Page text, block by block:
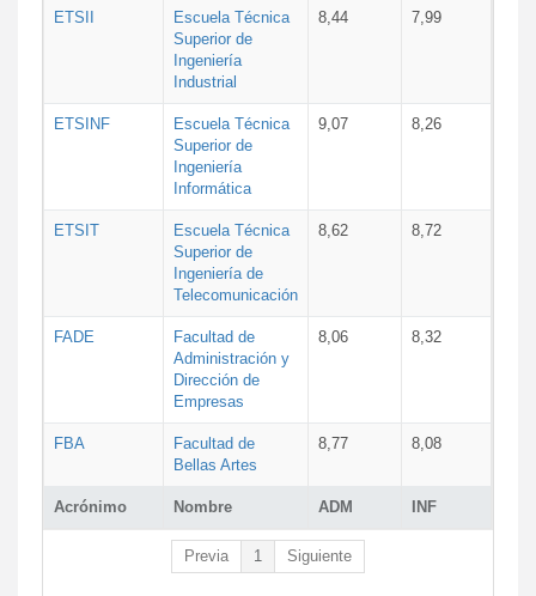
Acrónimo Nombre ADM INF
ETSII
Escuela Técnica
Superior de
Ingeniería
Industrial
8,44 7,99
ETSINF
Escuela Técnica
Superior de
Ingeniería
Informática
9,07 8,26
ETSIT
Escuela Técnica
Superior de
Ingeniería de
Telecomunicación
8,62 8,72
FADE
Facultad de
Administración y
Dirección de
Empresas
8,06 8,32
FBA
Facultad de
Bellas Artes
8,77 8,08
Previa 1 Siguiente